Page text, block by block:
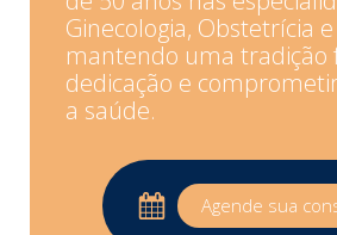
Ginecologia, Obstetrícia
mantendo uma tradição
dedicação e
a saúde.
Agende sua